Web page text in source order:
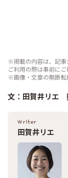
※掲載の内容は、記事
ご利用の際は事前にご
※画像・文章の無断転
文：田賀井リエ
Writer
田賀井リエ